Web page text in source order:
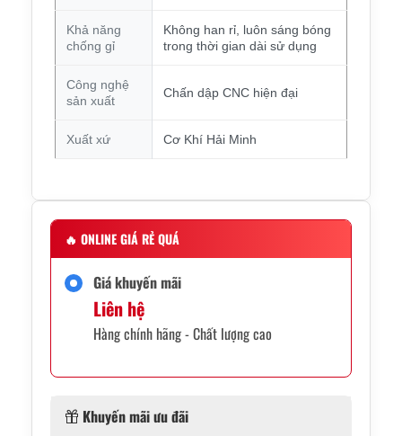
Khả năng
chống gỉ
Không han rỉ, luôn sáng bóng
trong thời gian dài sử dụng
Công nghệ
sản xuất
Chấn dập CNC hiện đại
Xuất xứ Cơ Khí Hải Minh
🔥 ONLINE GIÁ RẺ QUÁ
Giá khuyến mãi
Liên hệ
Hàng chính hãng - Chất lượng cao
Khuyến mãi ưu đãi